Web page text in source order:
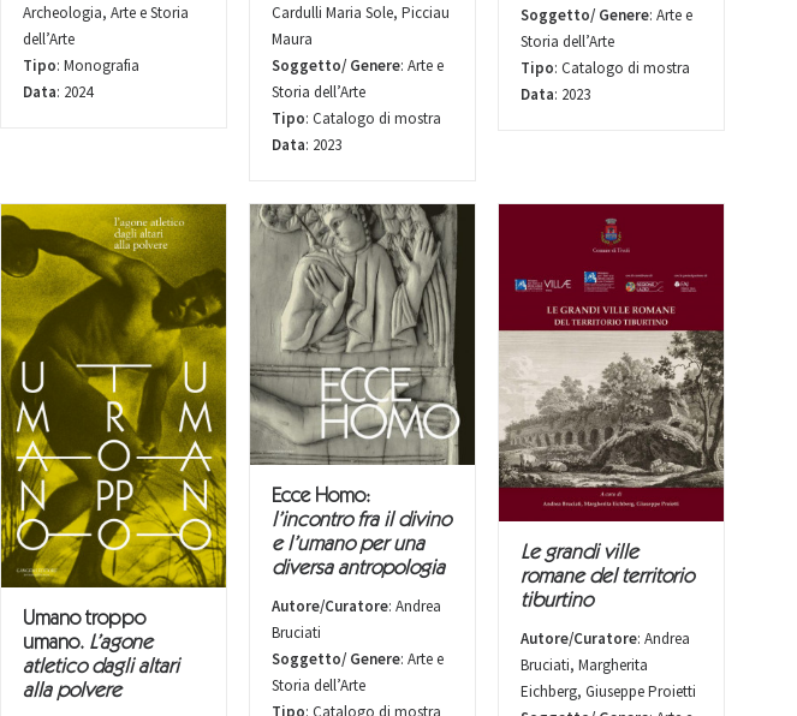
Archeologia, Arte e Storia
dell’Arte
Tipo: Monografia
Data: 2024
Cardulli Maria Sole, Picciau
Maura
Soggetto/ Genere: Arte e
Storia dell’Arte
Tipo: Catalogo di mostra
Data: 2023
Soggetto/ Genere: Arte e
Storia dell’Arte
Tipo: Catalogo di mostra
Data: 2023
Umano troppo
umano. L’agone
atletico dagli altari
alla polvere
Ecce Homo:
l’incontro fra il divino
e l’umano per una
diversa antropologia
Autore/Curatore: Andrea
Bruciati
Soggetto/ Genere: Arte e
Storia dell’Arte
Le grandi ville
romane del territorio
tiburtino
Autore/Curatore: Andrea
Bruciati, Margherita
Eichberg, Giuseppe Proietti